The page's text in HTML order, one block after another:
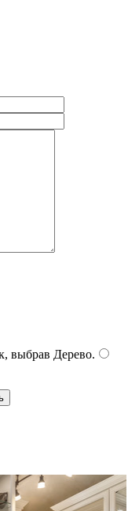
выбрав Дерево.